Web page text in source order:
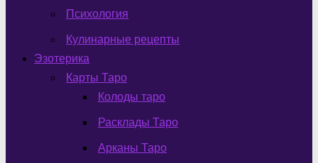
Психология
Кулинарные рецепты
Эзотерика
Карты Таро
Колоды таро
Расклады Таро
Арканы Таро